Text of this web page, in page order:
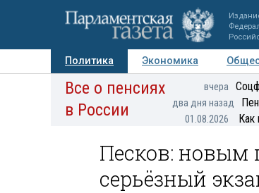
Политика Экономика
Авторы Персоны Мнения
Все о пенсиях
в России
вчера
два дня назад
01.08.2026 Как
Песков: новым
серьёзный